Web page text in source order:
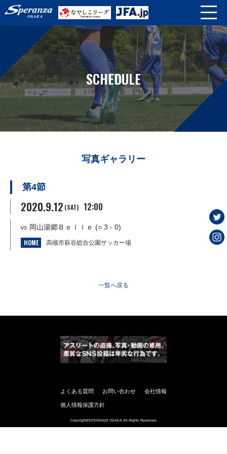
SCHEDULE
写真ギャラリー
第4節
2020.9.12 (SAT) 12:00
vs 岡山湯郷Ｂｅｌｌｅ (○ 3 - 0)
HOME 高槻市萩谷総合公園サッカー場
一覧へ戻る
よくある質問 お問い合わせ 会社情報
個人情報保護方針
Copyright©SPERANZA OSAKA All Rights Reserved.